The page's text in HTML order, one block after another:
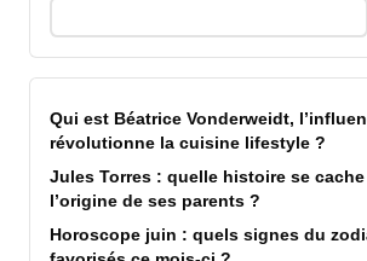
Qui est Béatrice Vonderweidt,
révolutionne la cuisine lifestyle ?
Jules Torres : quelle histoire se
l’origine de ses parents ?
Horoscope juin : quels signes du